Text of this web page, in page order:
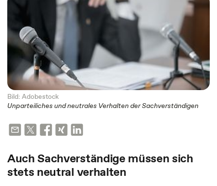
Bild: Adobestock
Unparteiliches und neutrales Verhalten der Sachverständigen
Auch Sachverständige müssen sich
stets neutral verhalten